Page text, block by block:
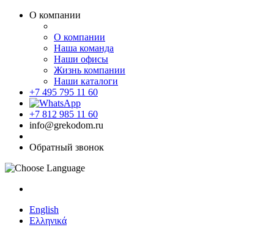
О компании
О компании
Наша команда
Наши офисы
Жизнь компании
Наши каталоги
+7 495 795 11 60
+7 812 985 11 60
info@grekodom.ru
Обратный звонок
English
Ελληνικά